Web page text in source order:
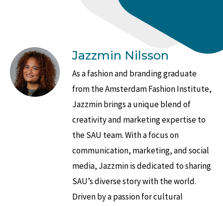
Jazzmin Nilsson
As a fashion and branding graduate
from the Amsterdam Fashion Institute,
Jazzmin brings a unique blend of
creativity and marketing expertise to
the SAU team. With a focus on
communication, marketing, and social
media, Jazzmin is dedicated to sharing
SAU’s diverse story with the world.
Driven by a passion for cultural